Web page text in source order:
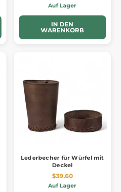
Auf Lager
IN DEN
WARENKORB
Lederbecher für Würfel mit
Deckel
$39.60
Auf Lager